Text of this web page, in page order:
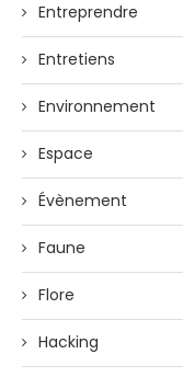
Entreprendre
Entretiens
Environnement
Espace
Évènement
Faune
Flore
Hacking